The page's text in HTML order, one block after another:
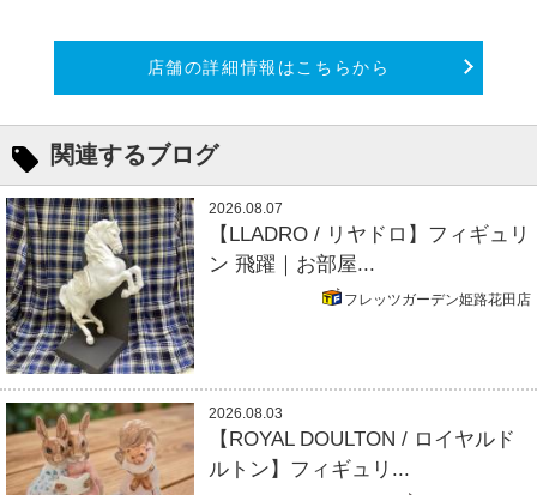
店舗の詳細情報はこちらから
関連するブログ
2026.08.07
【LLADRO / リヤドロ】フィギュリ
ン 飛躍｜お部屋...
フレッツガーデン姫路花田店
2026.08.03
【ROYAL DOULTON / ロイヤルド
ルトン】フィギュリ...